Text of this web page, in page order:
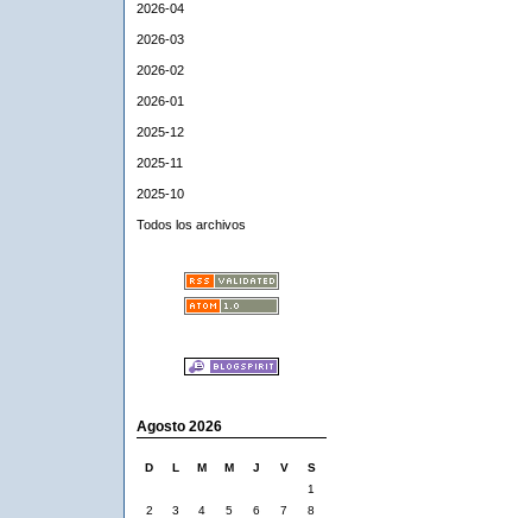
2026-04
2026-03
2026-02
2026-01
2025-12
2025-11
2025-10
Todos los archivos
Agosto 2026
D L M M J V
S
1
2
3 4 5 6 7
8